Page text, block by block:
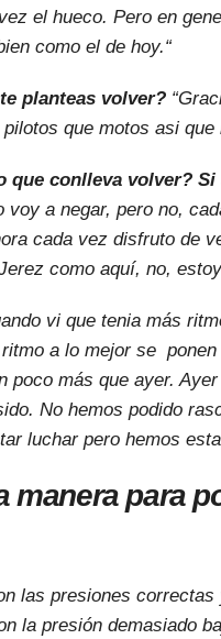
el hueco. Pero en
como el de hoy.“
planteas volver?
que motos asi que
conlleva volver?
voy a negar, pero no,
cada vez disfruto de
como aquí, no,
vi que tenia más
a lo mejor se
poco más que ayer.
No hemos podido
luchar pero hemos
manera para
las presiones
la presión demasiado